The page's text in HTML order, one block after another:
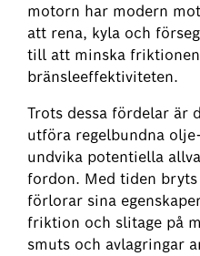
motorn har modern
att rena, kyla och
till att minska
bränsleeffektiviteten.
Trots dessa fördelar är
utföra regelbundna
undvika potentiella
fordon. Med tiden
förlorar sina
friktion och slitage på
smuts och avlagringar